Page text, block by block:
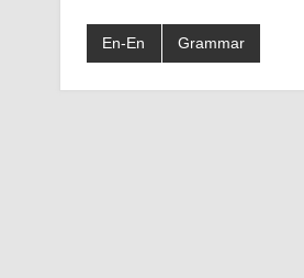
En-En Grammar